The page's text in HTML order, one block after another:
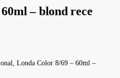
– blond rece
Londa Color 8/69 – 60ml –